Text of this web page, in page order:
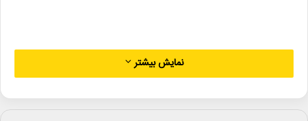
در متن این احکام آمده است:نمایش بیشتر